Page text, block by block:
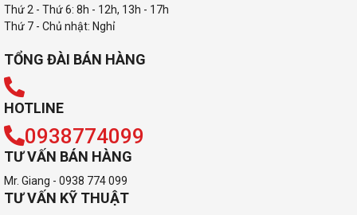
Thứ 2 - Thứ 6: 8h - 12h, 13h - 17h
Thứ 7 - Chủ nhật: Nghỉ
TỔNG ĐÀI BÁN HÀNG
HOTLINE
0938774099
TƯ VẤN BÁN HÀNG
Mr. Giang - 0938 774 099
TƯ VẤN KỸ THUẬT